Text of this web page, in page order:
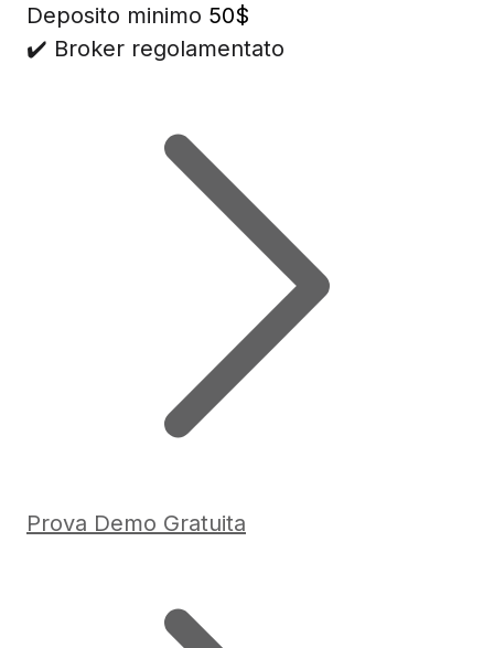
Deposito minimo 50$
✔️ Broker regolamentato
Prova Demo Gratuita